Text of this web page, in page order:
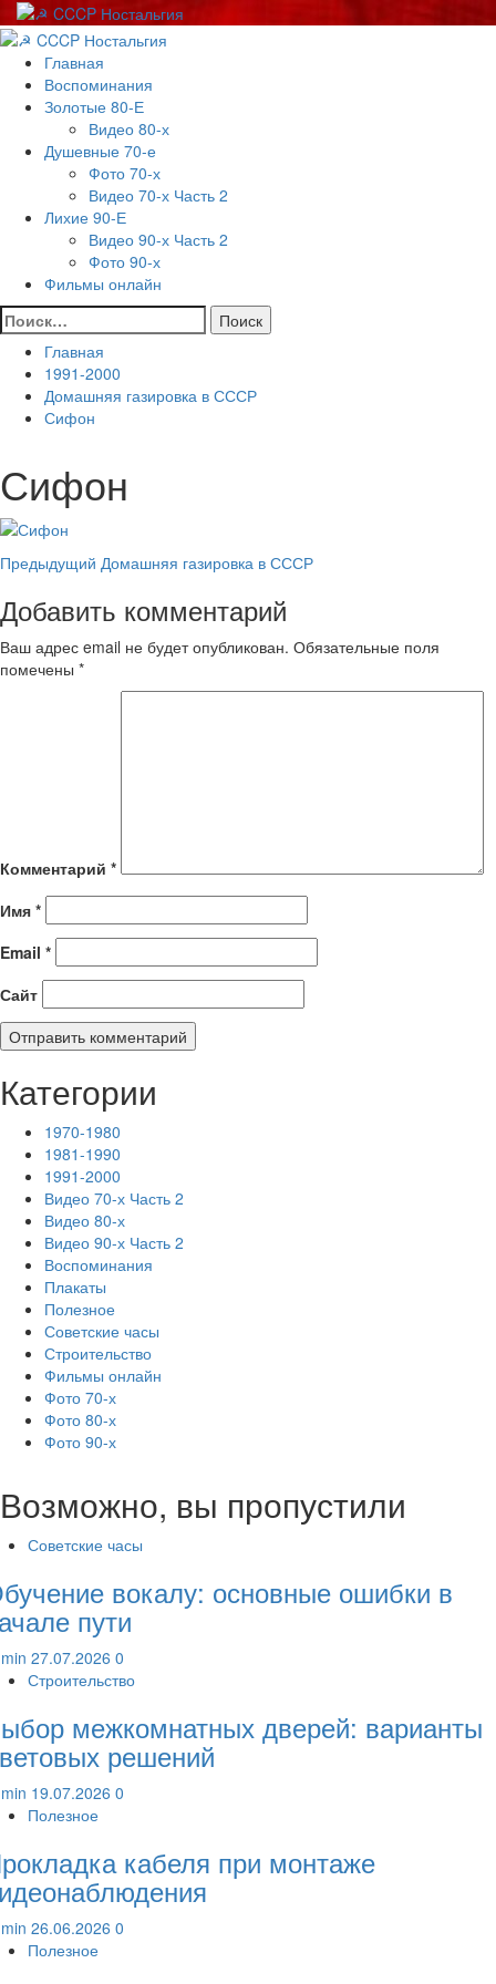
Перейти
к
содержимому
Основное
меню
Главная
Воспоминания
Золотые 80-Е
Видео 80-х
Душевные 70-е
Фото 70-х
Видео 70-х Часть 2
Лихие 90-Е
Видео 90-х Часть 2
Фото 90-х
Фильмы онлайн
Найти:
Главная
1991-2000
Домашняя газировка в СССР
Сифон
Сифон
Навигация
записи
Предыдущий Домашняя газировка в СССР
Добавить комментарий
Ваш адрес email не будет опубликован. Обязательные поля
помечены *
Комментарий *
Имя *
Email *
Сайт
Категории
1970-1980
1981-1990
1991-2000
Видео 70-х Часть 2
Видео 80-х
Видео 90-х Часть 2
Воспоминания
Плакаты
Полезное
Советские часы
Строительство
Фильмы онлайн
Фото 70-х
Фото 80-х
Фото 90-х
Возможно, вы пропустили
Советские часы
вокалу: основные ошибки в
пути
27.07.2026 0
Строительство
межкомнатных дверей: варианты
решений
19.07.2026 0
Полезное
кабеля при монтаже
26.06.2026 0
Полезное